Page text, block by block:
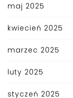
maj 2025
kwiecień 2025
marzec 2025
luty 2025
styczeń 2025